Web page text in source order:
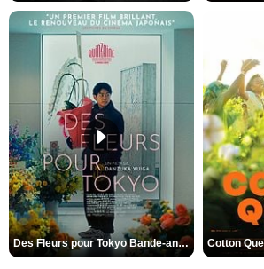
Des Fleurs pour Tokyo Bande-annonce VO STFR